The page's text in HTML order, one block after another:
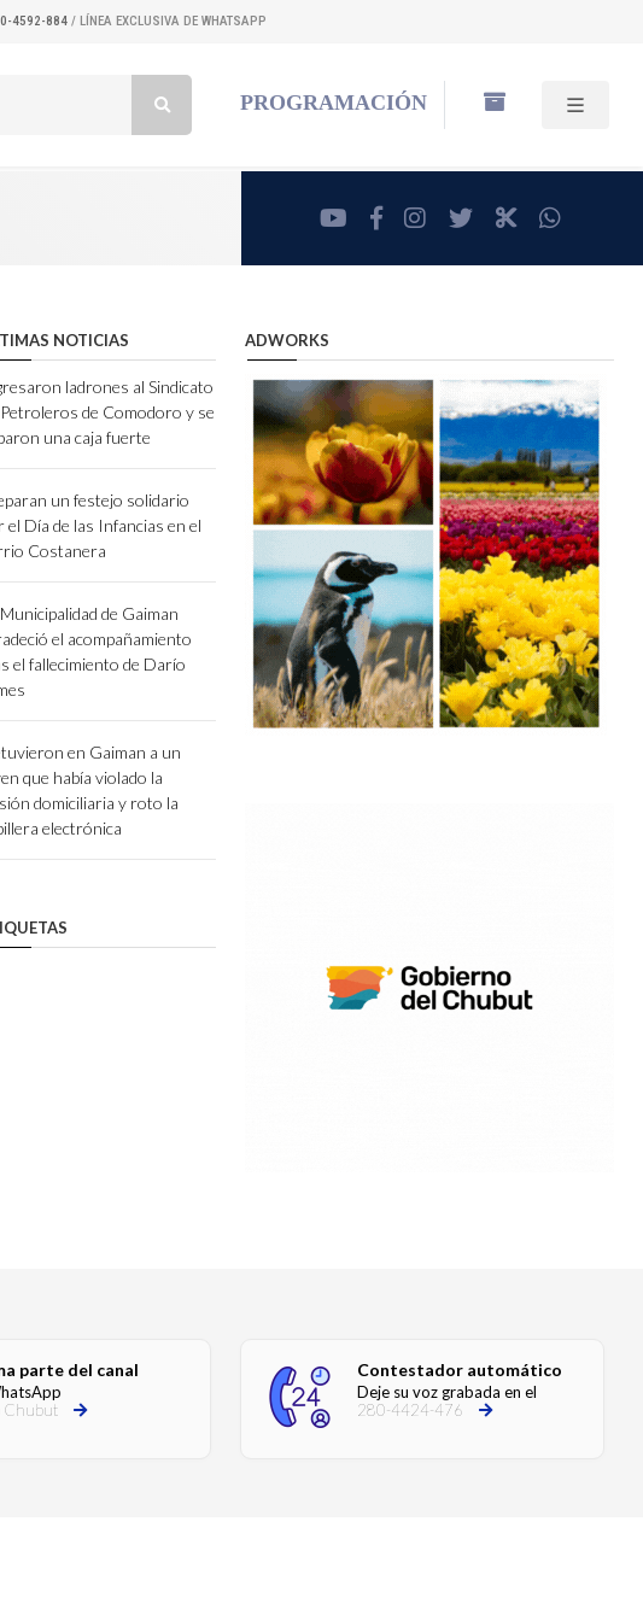
4592-884 / LÍNEA EXCLUSIVA DE WHATSAPP
PROGRAMACIÓN
youtubefacebookinstagram
twitterRadioCut
NOTICIAS
ladrones al Sindicato
de Comodoro y se
una caja fuerte
un festejo solidario
el Día de las Infancias en el
Costanera
de Gaiman
el acompañamiento
el fallecimiento de Darío
en Gaiman a un
que había violado la
domiciliaria y roto la
electrónica
ADWORKS
parte del canal
Chubut
Contestador automático
Deje su voz grabada en el
280-4424-476